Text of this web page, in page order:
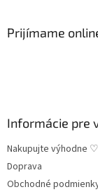
Prijímame
Informácie pre
Nakupujte výhodne ♡
Doprava
Obchodné